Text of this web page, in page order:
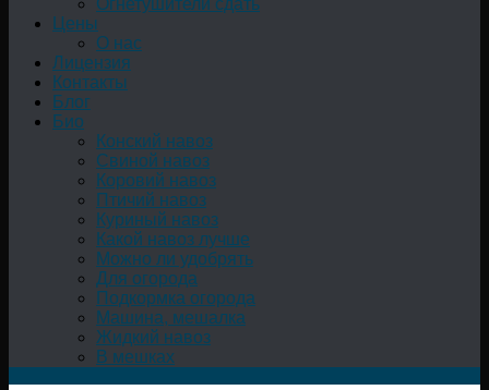
Огнетушители сдать
Цены
О нас
Лицензия
Контакты
Блог
Био
Конский навоз
Свиной навоз
Коровий навоз
Птичий навоз
Куриный навоз
Какой навоз лучше
Можно ли удобрять
Для огорода
Подкормка огорода
Машина, мешалка
Жидкий навоз
В мешках